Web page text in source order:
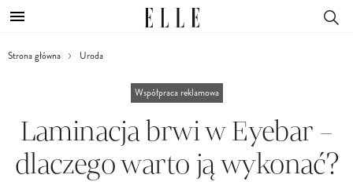
Strona główna Uroda
Współpraca reklamowa
Laminacja brwi w Eyebar –
dlaczego warto ją wykonać?